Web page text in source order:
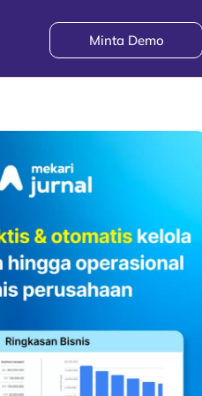
Minta Demo